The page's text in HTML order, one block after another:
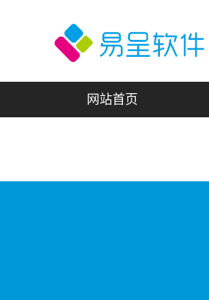
网站首页